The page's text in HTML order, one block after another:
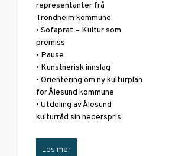
representanter frå
Trondheim kommune
• Sofaprat – Kultur som
premiss
• Pause
• Kunstnerisk innslag
• Orientering om ny kulturplan
for Ålesund kommune
• Utdeling av Ålesund
kulturråd sin hederspris
Les mer